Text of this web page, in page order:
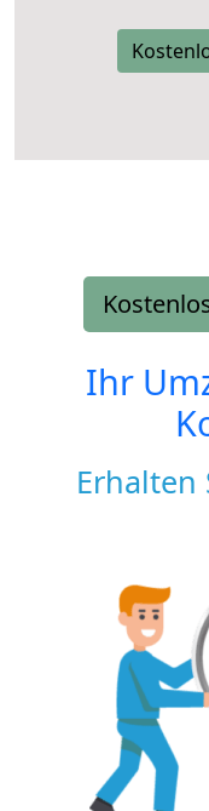
Ihr
Erhalten